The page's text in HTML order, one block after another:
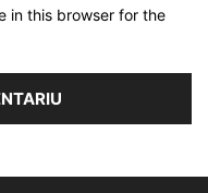
in this browser for the